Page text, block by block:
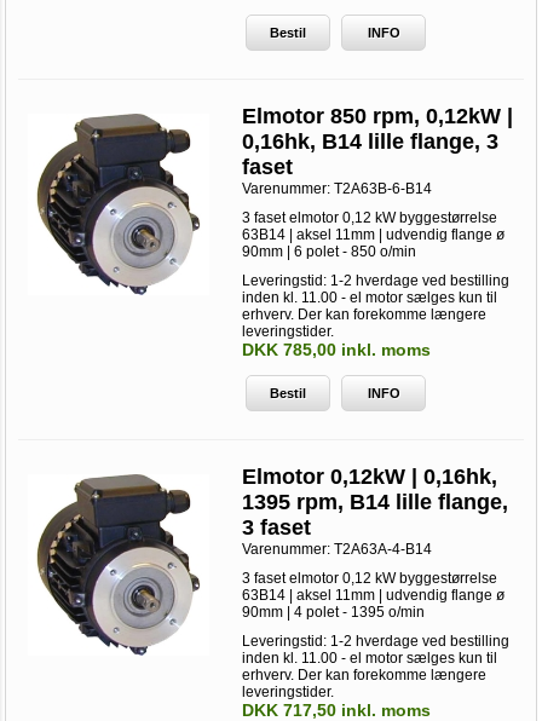
Bestil INFO
Elmotor 850 rpm, 0,12kW |
0,16hk, B14 lille flange, 3
faset
Varenummer:T2A63B-6-B14
3 faset elmotor 0,12 kW byggestørrelse
63B14 | aksel 11mm | udvendig flange ø
90mm | 6 polet - 850 o/min
Leveringstid: 1-2 hverdage ved bestilling
inden kl. 11.00 - el motor sælges kun til
erhverv. Der kan forekomme længere
leveringstider.
DKK 785,00 inkl. moms
Bestil INFO
Elmotor 0,12kW | 0,16hk,
1395 rpm, B14 lille flange,
3 faset
Varenummer:T2A63A-4-B14
3 faset elmotor 0,12 kW byggestørrelse
63B14 | aksel 11mm | udvendig flange ø
90mm | 4 polet - 1395 o/min
Leveringstid: 1-2 hverdage ved bestilling
inden kl. 11.00 - el motor sælges kun til
erhverv. Der kan forekomme længere
leveringstider.
DKK 717,50 inkl. moms